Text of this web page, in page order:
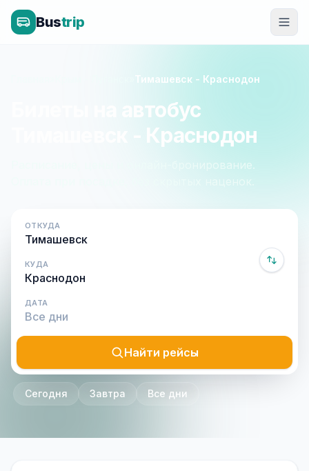
Bustrip
Тимашевск - Краснодон
Билеты на автобус
Тимашевск - Краснодон
Расписание, цены и онлайн-бронирование.
Оплата при посадке, без скрытых наценок.
ОТКУДА
КУДА
ДАТА
Найти рейсы
Сегодня Завтра Все дни